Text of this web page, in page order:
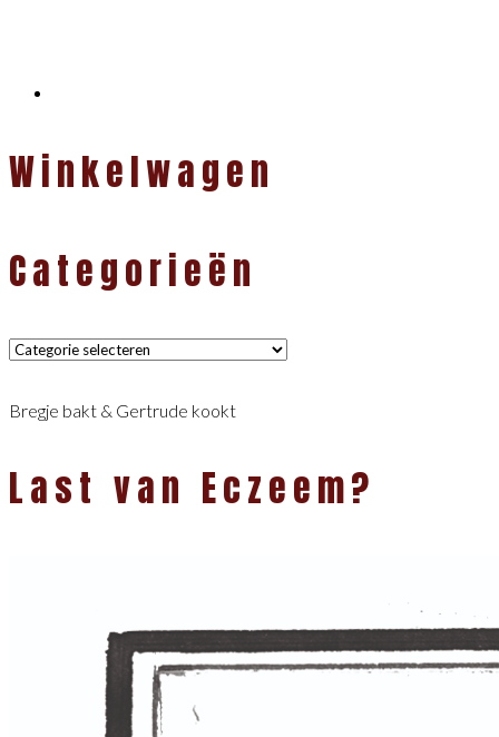
Winkelwagen
Categorieën
Categorieën
Bregje bakt & Gertrude kookt
Last van Eczeem?